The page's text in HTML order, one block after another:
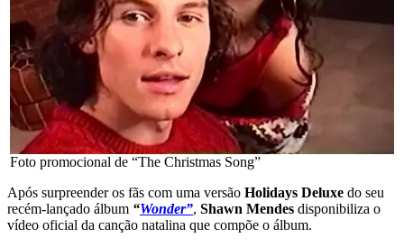
Foto promocional de “The Christmas Song”
Após surpreender os fãs com uma versão Holidays Deluxe do seu
recém-lançado álbum “Wonder”, Shawn Mendes disponibiliza o
vídeo oficial da canção natalina que compõe o álbum.